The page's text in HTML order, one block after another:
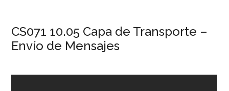
CS071 10.05 Capa de Transporte –
Envío de Mensajes